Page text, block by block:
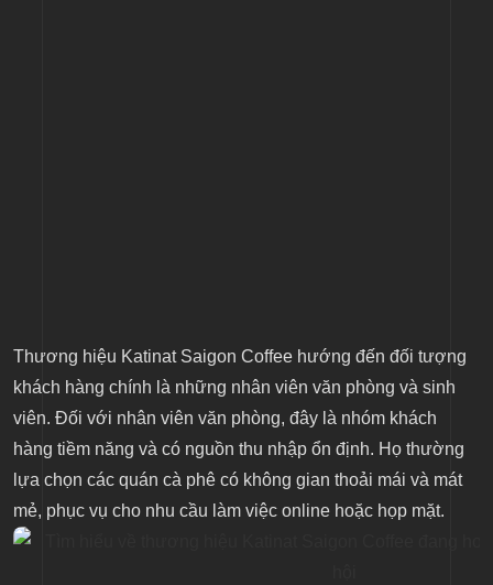
Thương hiệu Katinat Saigon Coffee hướng đến đối tượng
khách hàng chính là những nhân viên văn phòng và sinh
viên. Đối với nhân viên văn phòng, đây là nhóm khách
hàng tiềm năng và có nguồn thu nhập ổn định. Họ thường
lựa chọn các quán cà phê có không gian thoải mái và mát
mẻ, phục vụ cho nhu cầu làm việc online hoặc họp mặt.